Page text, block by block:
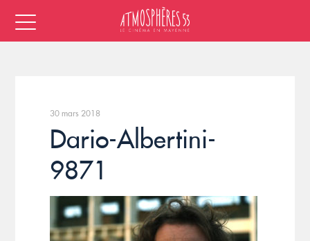
30 mars 2018
Dario-Albertini-
9871